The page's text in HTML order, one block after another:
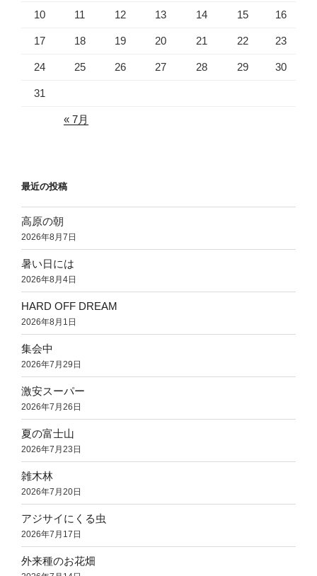
10 11 12 13 14 15 16
17 18 19 20 21 22 23
24 25 26 27 28 29 30
31
« 7月
最近の投稿
高原の朝
2026年8月7日
暑い日には
2026年8月4日
HARD OFF DREAM
2026年8月1日
集会中
2026年7月29日
激安スーパー
2026年7月26日
夏の富士山
2026年7月23日
雑木林
2026年7月20日
アジサイにくる虫
2026年7月17日
外来種のお花畑